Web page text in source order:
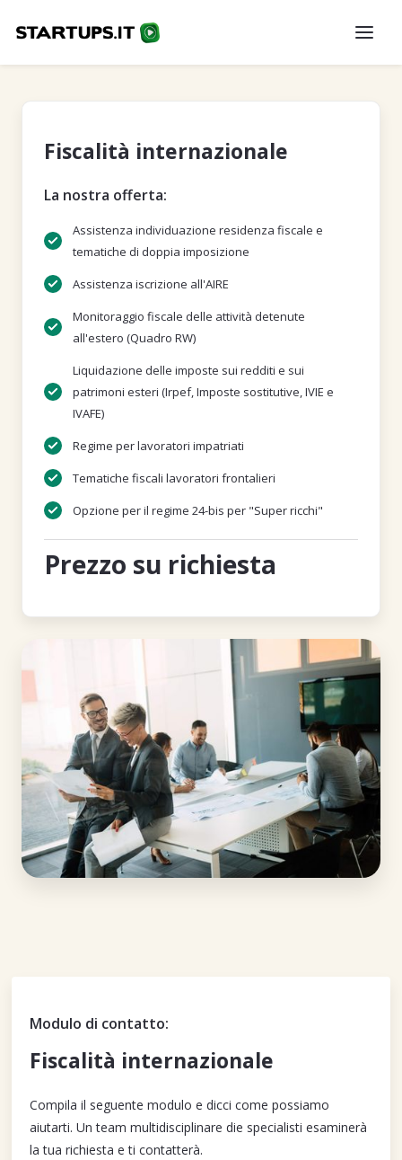
Fiscalità internazionale
La nostra offerta:
Assistenza individuazione residenza fiscale e
tematiche di doppia imposizione
Assistenza iscrizione all'AIRE
Monitoraggio fiscale delle attività detenute
all'estero (Quadro RW)
Liquidazione delle imposte sui redditi e sui
patrimoni esteri (Irpef, Imposte sostitutive, IVIE e
IVAFE)
Regime per lavoratori impatriati
Tematiche fiscali lavoratori frontalieri
Opzione per il regime 24-bis per "Super ricchi"
Prezzo su richiesta
Modulo di contatto:
Fiscalità internazionale
Compila il seguente modulo e dicci come possiamo
aiutarti. Un team multidisciplinare die specialisti esaminerà
la tua richiesta e ti contatterà.